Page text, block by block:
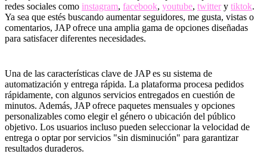
redes sociales como instagram, facebook, youtube, twittery tiktok.
Ya sea que estés buscando aumentar seguidores, me gusta, vistas o
comentarios, JAP ofrece una amplia gama de opciones diseñadas
para satisfacer diferentes necesidades.
Una de las características clave de JAP es su sistema de
automatización y entrega rápida. La plataforma procesa pedidos
rápidamente, con algunos servicios entregados en cuestión de
minutos. Además, JAP ofrece paquetes mensuales y opciones
personalizables como elegir el género o ubicación del público
objetivo. Los usuarios incluso pueden seleccionar la velocidad de
entrega o optar por servicios "sin disminución" para garantizar
resultados duraderos.